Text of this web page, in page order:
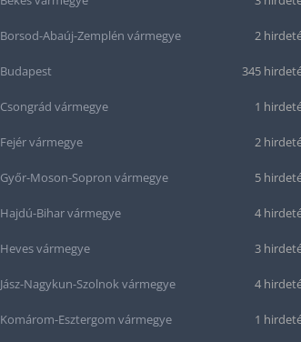
Borsod-Abaúj-Zemplén vármegye 2
Budapest 345
Csongrád vármegye 1
Fejér vármegye 2
Győr-Moson-Sopron vármegye 5
Hajdú-Bihar vármegye 4
Heves vármegye 3
Jász-Nagykun-Szolnok vármegye 4
Komárom-Esztergom vármegye 1